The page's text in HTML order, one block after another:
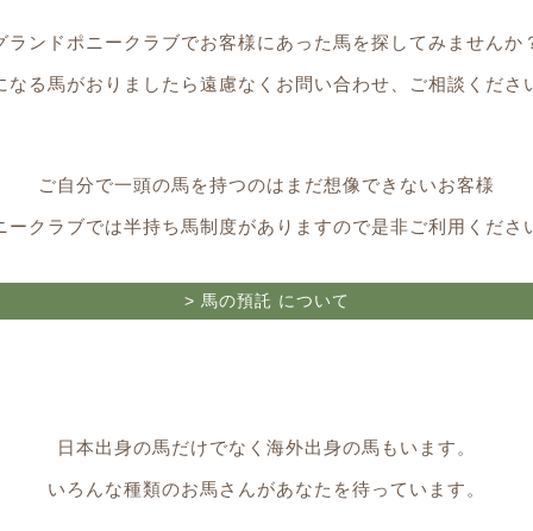
ランドポニークラブでお客様にあった馬を探してみませんか
なる馬がおりましたら遠慮なくお問い合わせ、ご相談くださ
ご自分で一頭の馬を持つのは まだ想像できないお客様
ークラブでは半持ち馬制度がありますので是非ご利用くださ
> 馬の預託 について
日本出身の馬だけでなく 海外出身の馬もいます。
いろんな種類のお馬さんがあなたを待っています。